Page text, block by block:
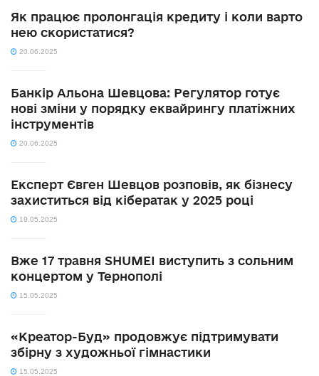
Як працює пролонгація кредиту і коли варто
нею скористатися?
20.06.2025
Банкір Альона Шевцова: Регулятор готує
нові зміни у порядку еквайрингу платіжних
інструментів
20.06.2025
Експерт Євген Шевцов розповів, як бізнесу
захиститься від кібератак у 2025 році
19.05.2025
Вже 17 травня SHUMEI виступить з сольним
концертом у Тернополі
15.05.2025
«Креатор-Буд» продовжує підтримувати
збірну з художньої гімнастики
15.05.2025